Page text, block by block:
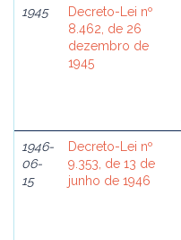
1945
Decreto-Lei nº
8.462, de 26
dezembro de
1945
1946-
06-
15
Decreto-Lei nº
9.353, de 13 de
junho de 1946